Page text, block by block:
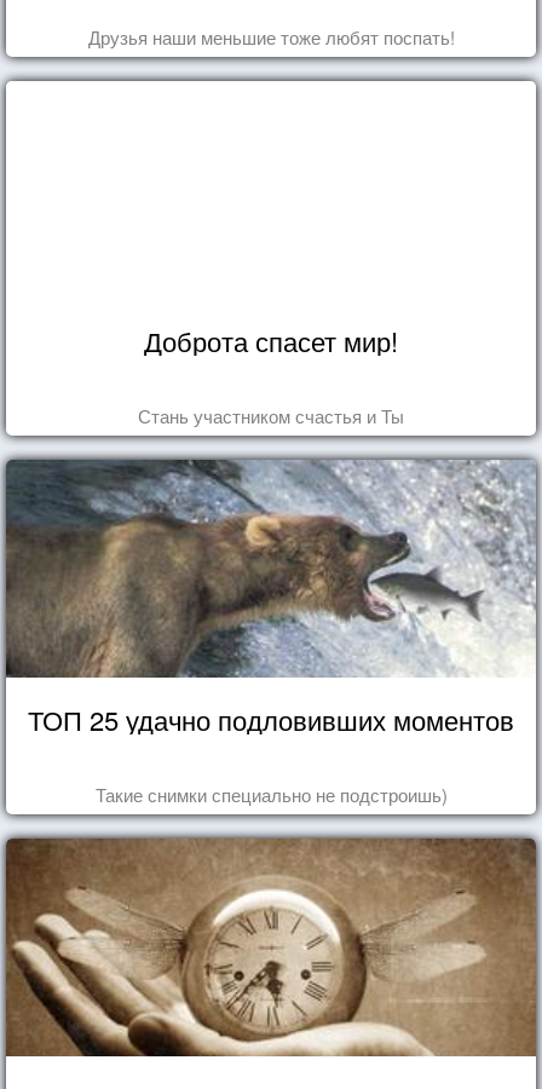
Друзья наши меньшие тоже любят поспать!
Доброта спасет мир!
Стань участником счастья и Ты
ТОП 25 удачно подловивших моментов
Такие снимки специально не подстроишь)